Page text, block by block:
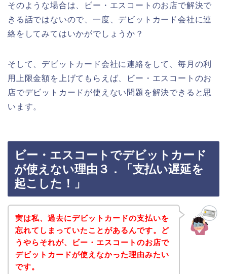
そのような場合は、ビー・エスコートのお店で解決で
きる話ではないので、一度、デビットカード会社に連
絡をしてみてはいかがでしょうか？
そして、デビットカード会社に連絡をして、毎月の利
用上限金額を上げてもらえば、ビー・エスコートのお
店でデビットカードが使えない問題を解決できると思
います。
ビー・エスコートでデビットカード
が使えない理由３．「支払い遅延を
起こした！」
実は私、過去にデビットカードの支払いを
忘れてしまっていたことがあるんです。ど
うやらそれが、ビー・エスコートのお店で
デビットカードが使えなかった理由みたい
です。